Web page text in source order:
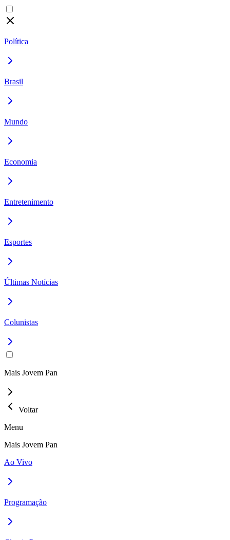
Política
Brasil
Mundo
Economia
Entretenimento
Esportes
Últimas Notícias
Colunistas
Mais Jovem Pan
Voltar
Menu
Mais Jovem Pan
Ao Vivo
Programação